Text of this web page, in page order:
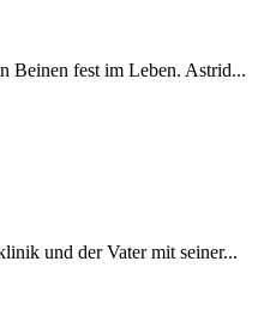
Beinen fest im Leben. Astrid...
und der Vater mit seiner...